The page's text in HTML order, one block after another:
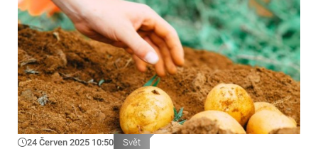
24 Červen 2025 10:50 Svět